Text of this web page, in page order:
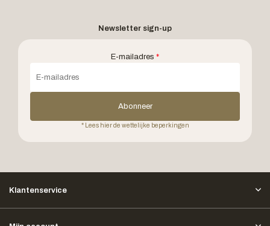
Newsletter sign-up
E-mailadres *
Abonneer
* Lees hier de wettelijke beperkingen
Klantenservice